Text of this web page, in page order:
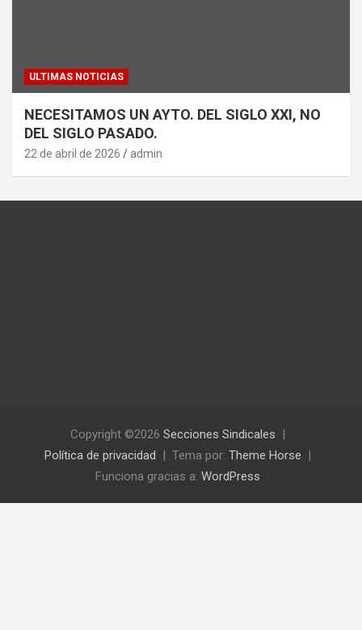
ULTIMAS NOTICIAS
NECESITAMOS UN AYTO. DEL SIGLO XXI, NO
DEL SIGLO PASADO.
22 de abril de 2026 admin
Copyright ©2026 Secciones Sindicales
Política de privacidad
Tema por: Theme Horse
Funciona gracias a: WordPress